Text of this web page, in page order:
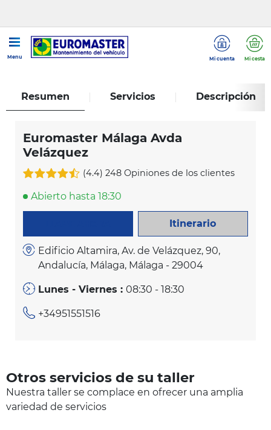
Menu Mi cuenta Mi cesta
Euromaster Málaga Avda Velázquez
Resumen Servicios Descripción
Euromaster Málaga Avda
Velázquez
(4.4) 248 Opiniones de los clientes
Abierto hasta 18:30
Itinerario
Edificio Altamira, Av. de Velázquez, 90,
Andalucía, Málaga, Málaga - 29004
Lunes - Viernes :08:30 - 18:30
+34951551516
Otros servicios de su taller
Nuestra taller se complace en ofrecer una amplia
variedad de servicios